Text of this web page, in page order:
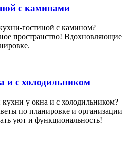
с каминами
гостиной с камином?
пространство! Вдохновляющие
и с холодильником
у окна и с холодильником?
по планировке и организации
уют и функциональность!